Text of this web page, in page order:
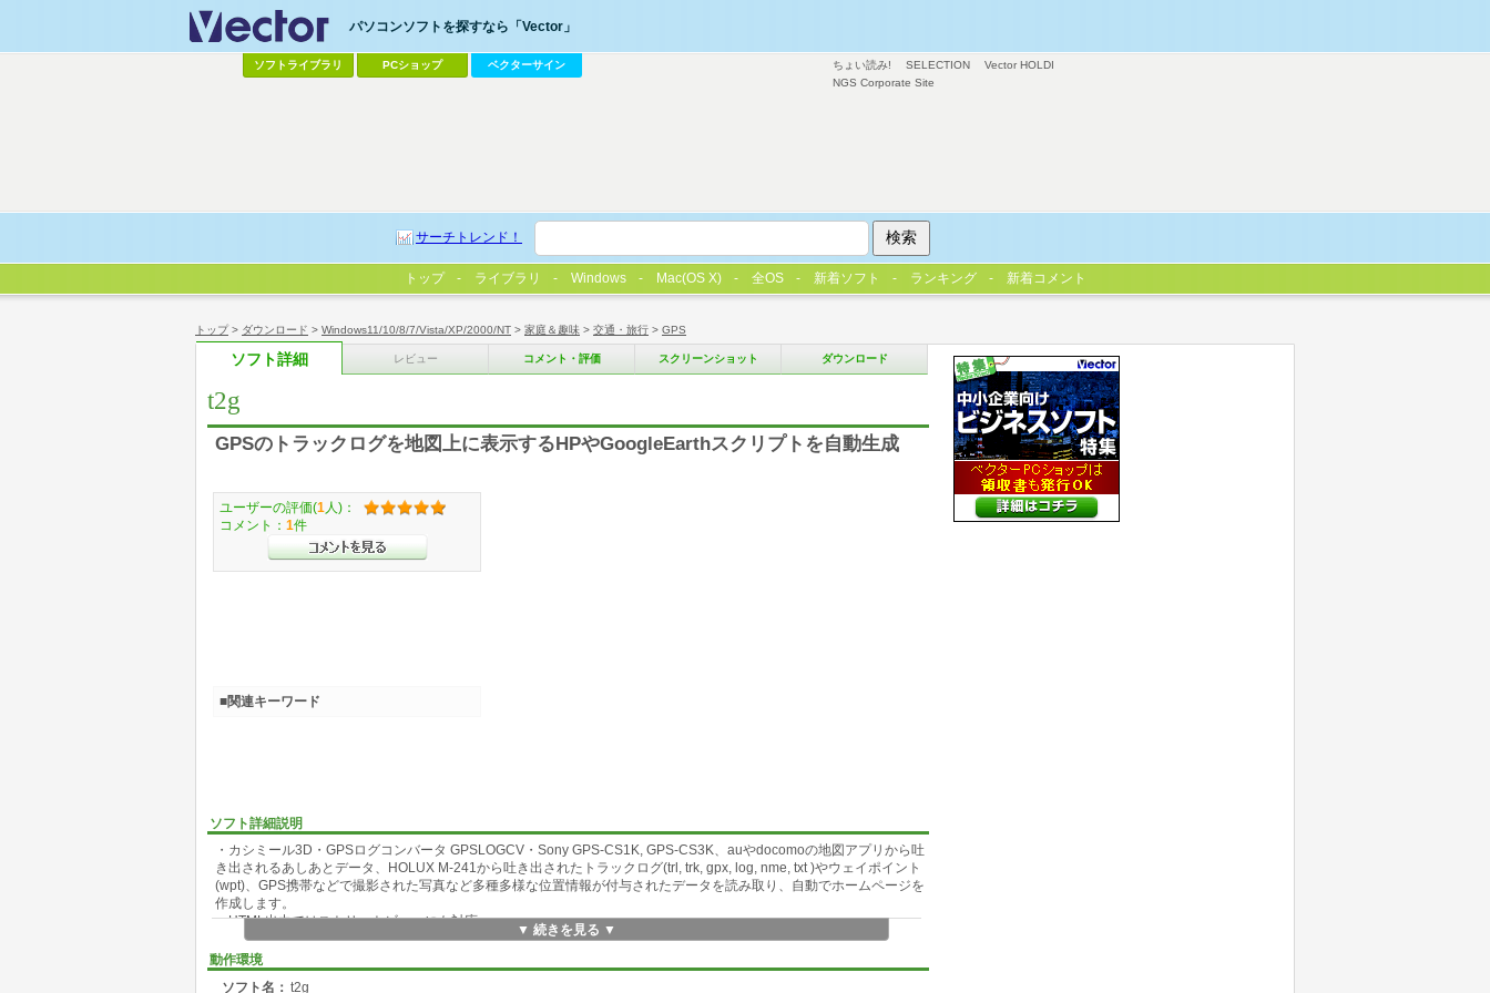
トップ> ダウンロード > Windows11/10/8/7/Vista/XP/2000/NT > 家庭＆趣味 > 交通・旅行 > GPS
ソフト詳細 レビュー コメント・評価 スクリーンショット ダウンロード
t2g
GPSのトラックログを地図上に表示するHPやGoogleEarthスクリプトを自動生成
ソフト詳細説明
・カシミール3D・GPSログコンバータ GPSLOGCV・Sony GPS-CS1K, GPS-CS3K、auやdocomoの地図アプリから吐
き出されるあしあとデータ、HOLUX M-241から吐き出されたトラックログ(trl, trk, gpx, log, nme, txt )やウェイポイント
(wpt)、GPS携帯などで撮影された写真など多種多様な位置情報が付与されたデータを読み取り、自動でホームページを
作成します。
・HTML出力ではストリートビューにも対応
・Google Earthに表示するためのkmlファイルを作成することもできます。
・ブログに貼り付けるためのGoogle Static Mapを用いた地図イメージ画像を生成することもできます。
トラックログやウェイポイント、写真データはHTMLやKMLを生成しなくてもその場で、グラフや統計情報など各種情
▼ 続きを見る ▼
動作環境
ソフト名： t2g
ユーザーの評価(1 人)：
コメント： 1件
■関連キーワード
ちょい読み! SELECTION
Vector HOLDI
NGS Corporate Site
パソコンソフトを探すなら「Vector」
ソフトライブラリ PCショップ ベクターサイン
サーチトレンド！
トップ ライブラリ Windows Mac(OS X) 全OS 新着ソフト ランキング 新着コメント